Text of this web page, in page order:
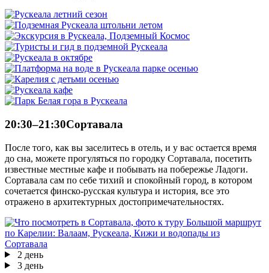
20:30–21:30Сортавала
После того, как вы заселитесь в отель, и у вас остается время
до сна, можете прогуляться по городку Сортавала, посетить
известные местные кафе и побывать на побережье Ладоги.
Сортавала сам по себе тихий и спокойный город, в котором
сочетается финско-русская культура и история, все это
отражено в архитектурных достопримечательностях.
2 день
3 день